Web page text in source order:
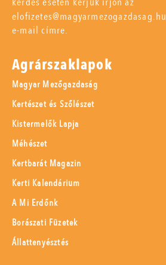
elofizetes@magyarmezogazdasag.hu
e-mail címre.
Agrárszaklapok
Magyar Mezőgazdaság
Kertészet és Szőlészet
Kistermelők Lapja
Méhészet
Kertbarát Magazin
Kerti Kalendárium
A Mi Erdőnk
Borászati Füzetek
Állattenyésztés